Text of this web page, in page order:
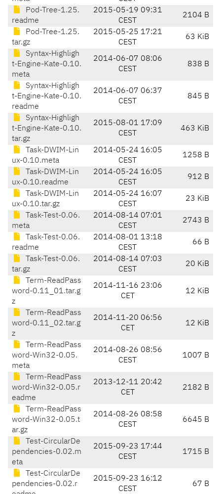
Pod-Tree-1.25.
readme
2015-05-19 09:31
CEST
2104 B
Pod-Tree-1.25.
tar.gz
2015-05-25 17:21
CEST
63 KiB
Syntax-Highligh
t-Engine-Kate-0.10.
meta
2014-06-07 08:06
CEST
838 B
Syntax-Highligh
t-Engine-Kate-0.10.
readme
2014-06-07 06:37
CEST
845 B
Syntax-Highligh
t-Engine-Kate-0.10.
tar.gz
2015-08-01 17:09
CEST
463 KiB
Task-DWIM-Lin
ux-0.10.meta
2014-05-24 16:05
CEST
1258 B
Task-DWIM-Lin
ux-0.10.readme
2014-05-24 16:05
CEST
912 B
Task-DWIM-Lin
ux-0.10.tar.gz
2014-05-24 16:07
CEST
23 KiB
Task-Test-0.06.
meta
2014-08-14 07:01
CEST
2743 B
Task-Test-0.06.
readme
2014-08-01 13:18
CEST
66 B
Task-Test-0.06.
tar.gz
2014-08-14 07:03
CEST
20 KiB
Term-ReadPass
word-0.11_01.tar.g
z
2014-11-16 23:06
CET
12 KiB
Term-ReadPass
word-0.11_02.tar.g
z
2014-11-20 06:56
CET
12 KiB
Term-ReadPass
word-Win32-0.05.
meta
2014-08-26 08:56
CEST
1007 B
Term-ReadPass
word-Win32-0.05.r
eadme
2013-12-11 20:42
CET
2182 B
Term-ReadPass
word-Win32-0.05.t
ar.gz
2014-08-26 08:58
CEST
6645 B
Test-CircularDe
pendencies-0.02.m
eta
2015-09-23 17:44
CEST
1715 B
Test-CircularDe
pendencies-0.02.r
2015-09-23 16:12
CEST
67 B